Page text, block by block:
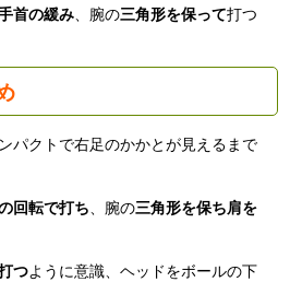
首の緩み 、腕の三角形を保って打つ
パクトで右足のかかとが見えるまで
回転で打ち 、腕の三角形を保ち肩を
つように意識、ヘッドをボールの下